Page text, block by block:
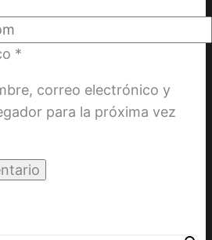
*
correo electrónico y
para la próxima vez